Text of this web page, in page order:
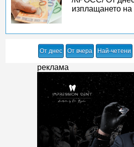
изплащането на
От днес От вчера Най-четени
реклама